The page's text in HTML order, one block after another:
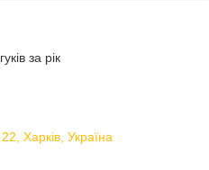
за рік
Харків, Україна